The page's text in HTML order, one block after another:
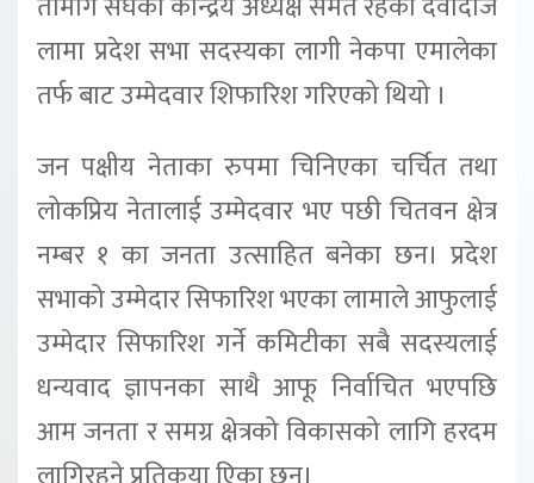
लामा प्रदेश सभा सदस्यका लागी नेकपा एमालेका
तर्फ बाट उम्मेदवार शिफारिश गरिएको थियो ।
जन पक्षीय नेताका रुपमा चिनिएका चर्चित तथा
लोकप्रिय नेतालाई उम्मेदवार भए पछी चितवन क्षेत्र
नम्बर १ का जनता उत्साहित बनेका छन। प्रदेश
सभाको उम्मेदार सिफारिश भएका लामाले आफुलाई
उम्मेदार सिफारिश गर्ने कमिटीका सबै सदस्यलाई
धन्यवाद ज्ञापनका साथै आफू निर्वाचित भएपछि
आम जनता र समग्र क्षेत्रको विकासको लागि हरदम